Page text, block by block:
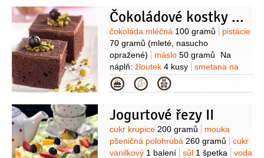
200 gramů
Hera200 gramů
mléko
500 mililitrů
žloutek1 kus
moučka
škrobová 3 lžíce
Čokoládové kostky s pistáciemi a borůvkami
Suroviny
čokoláda mléčná 100 gramů
pistácie
70 gramů (mleté, nasucho
opražené)
máslo 50 gramů
Na
náplň: žloutek 4 kusy
smetana na
šlehání150 gramů
150 gramů
cukr moučkový
75 gramů
čokoláda hořká
(s vysokým podílem kakaa)
Na
dokončení:
borůvky 1 miska
pistácie
1 lžíce
( nasekané, nepražené)
Kategorie
Jogurtové řezy II
Suroviny
cukr krupice 200 gramů
mouka
pšeničná polohrubá 260 gramů
cukr
vanilkový 1 balení sůl 1 špetka
voda